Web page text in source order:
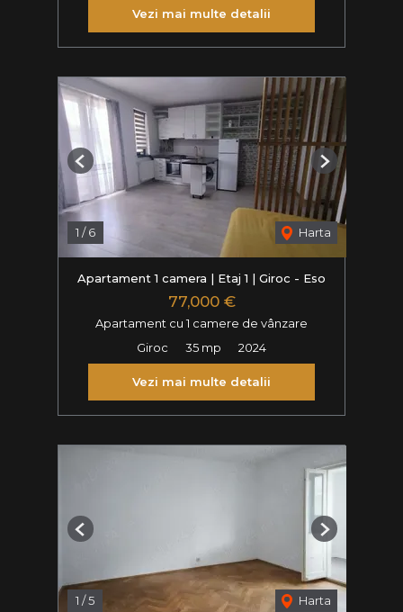
Vezi mai multe detalii
1 /6 Harta
Previous Next
Apartament 1 camera | Etaj 1 | Giroc - Eso
77,000 €
Apartament cu 1 camere de vânzare
Giroc
35 mp 2024
Vezi mai multe detalii
1 /5 Harta
Previous Next